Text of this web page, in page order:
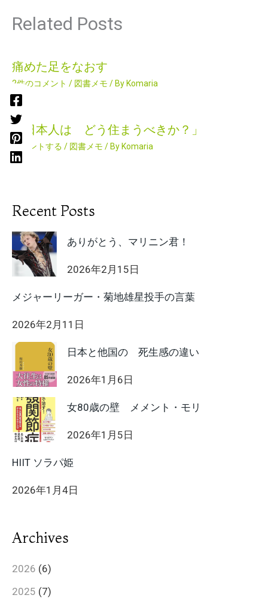
Related Posts
痛めた足をなおす
2件のコメント / 図書メモ / By Komaria
「日本人は どう住まうべきか？」
コメントする / 図書メモ / By Komaria
Recent Posts
ありがとう、マリニン君！
2026年2月15日
メジャーリーガー・菊地雄星投手の言葉
2026年2月11日
日本と他国の 死生感の違い
2026年1月6日
女80歳の壁 メメント・モリ
2026年1月5日
HIIT ソラパ姫
2026年1月4日
Archives
2026 (6)
2025 (7)